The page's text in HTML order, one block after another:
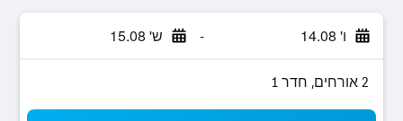
ו' 14.08 - ש' 15.08
2 אורחים, חדר 1